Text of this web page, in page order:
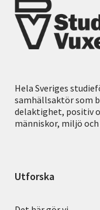
Hela Sveriges
samhällsaktör som
delaktighet, positiv
människor, miljö
Utforska